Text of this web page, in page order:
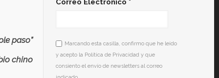
paso”
chino
Correo Electrónico*
Marcando esta casilla, confirmo que he leído
y acepto la Política de Privacidad y que
consiento el envío de newsletters al correo